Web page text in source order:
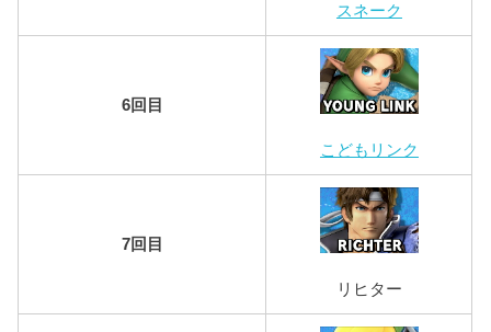
スネーク
6回目
こどもリンク
7回目
リヒター